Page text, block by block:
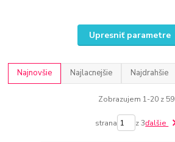
Upresniť parametre
Najnovšie Najlacnejšie Najdrahšie
Zobrazujem 1-20 z 59
strana z 3ďalšie